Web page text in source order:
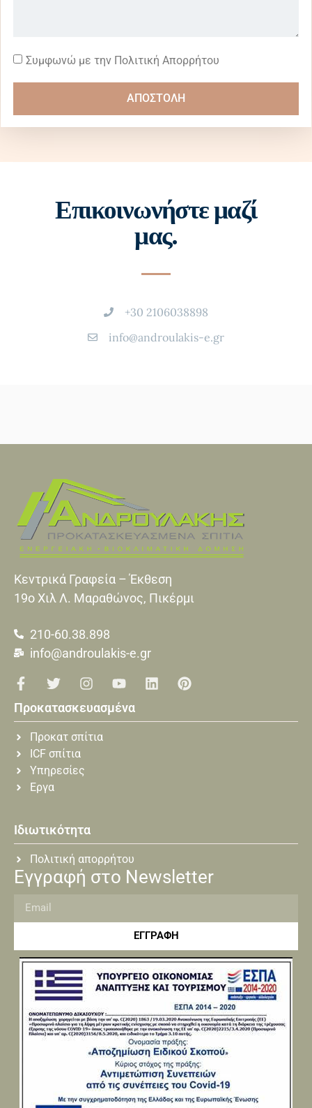
Συμφωνώ με την Πολιτική Απορρήτου
ΑΠΟΣΤΟΛΗ
Επικοινωνήστε μαζί
μας.
+30 2106038898
info@androulakis-e.gr
Κεντρικά Γραφεία – Έκθεση
19o Xιλ Λ. Μαραθώνος, Πικέρμι
210-60.38.898
info@androulakis-e.gr
Προκατασκευασμένα
Προκατ σπίτια
ICF σπίτια
Υπηρεσίες
Εργα
Ιδιωτικότητα
Πολιτική απορρήτου
Εγγραφή στο Newsletter
ΕΓΓΡΑΦΗ